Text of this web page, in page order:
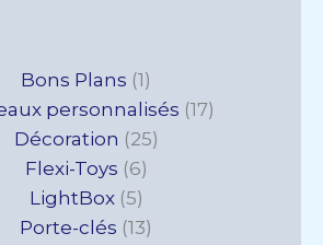
Bons Plans 11
produit
personnalisés 17produits
Décoration
25
produits
Flexi-Toys 6
6
produits
LightBox 5
5
produits
Porte-clés 13
13
produits
produits
produits